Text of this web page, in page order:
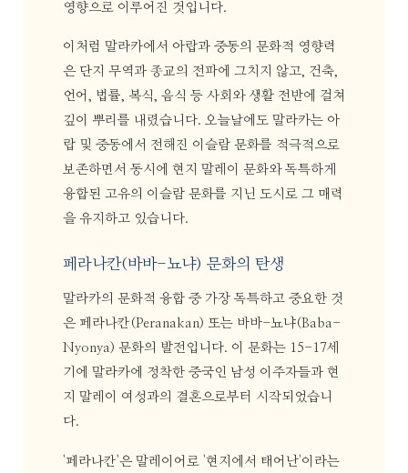
영향으로 이루어진 것입니다.
이처럼 말라카에서 아랍과 중동의 문화적 영향력
은 단지 무역과 종교의 전파에 그치지 않고, 건축,
언어, 법률, 복식, 음식 등 사회와 생활 전반에 걸쳐
깊이 뿌리를 내렸습니다. 오늘날에도 말라카는 아
랍 및 중동에서 전해진 이슬람 문화를 적극적으로
보존하면서 동시에 현지 말레이 문화와 독특하게
융합된 고유의 이슬람 문화를 지닌 도시로 그 매력
을 유지하고 있습니다.
페라나칸(바바-뇨냐) 문화의 탄생
말라카의 문화적 융합 중 가장 독특하고 중요한 것
은 페라나칸(Peranakan) 또는 바바-뇨냐(Baba-
Nyonya) 문화의 발전입니다. 이 문화는 15-17세
기에 말라카에 정착한 중국인 남성 이주자들과 현
지 말레이 여성과의 결혼으로부터 시작되었습니
다.
'페라나칸'은 말레이어로 '현지에서 태어난'이라는